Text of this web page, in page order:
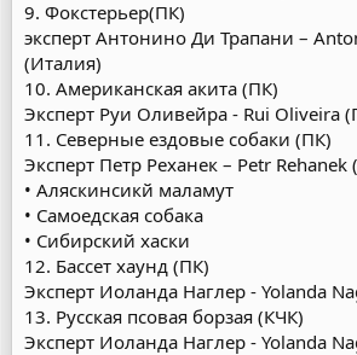
9. Фокстерьер(ПК)
эксперт Антонино Ди Трапани –
(Италия)
10. Американская акита (ПК)
Эксперт Руи Оливейра - Rui Oliveira
11. Северные ездовые собаки (ПК)
Эксперт Петр Реханек – Petr Rehanek
• Аляскинсикй маламут
• Самоедская собака
• Сибирский хаски
12. Бассет хаунд (ПК)
Эксперт Иоланда Наглер - Yolanda
13. Русская псовая борзая (КЧК)
Эксперт Иоланда Наглер - Yolanda